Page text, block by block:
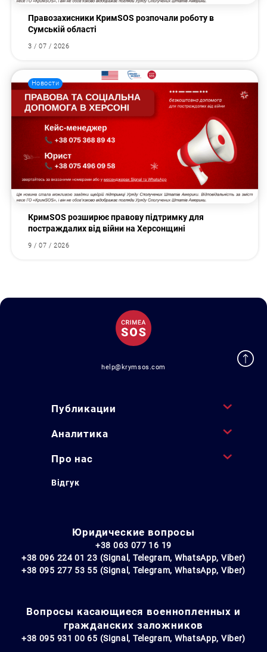
Правозахисники КримSOS розпочали роботу в
Сумській області
3 / 07 / 2026
Новости
КримSOS розширює правову підтримку для
постраждалих від війни на Херсонщині
9 / 07 / 2026
help@krymsos.com
Публикации
Аналитика
Про нас
Відгук
Юридические вопросы
+38 063 077 16 19
+38 096 224 01 23 (Signal, Telegram, WhatsApp, Viber)
+38 095 277 53 55 (Signal, Telegram, WhatsApp, Viber)
Вопросы касающиеся военнопленных и
гражданских заложников
+38 095 931 00 65 (Signal, Telegram, WhatsApp, Viber)